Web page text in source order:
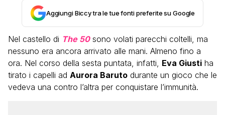
Aggiungi Biccy tra le tue fonti preferite su Google
Nel castello di The 50sono volati parecchi coltelli, ma
nessuno era ancora arrivato alle mani. Almeno fino a
ora. Nel corso della sesta puntata, infatti, Eva Giusti ha
tirato i capelli ad Aurora Baruto durante un gioco che le
vedeva una contro l’altra per conquistare l’immunità.